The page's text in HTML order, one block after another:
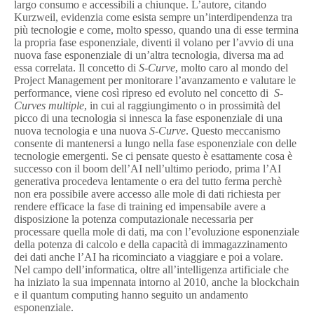
largo consumo e accessibili a chiunque. L’autore, citando
Kurzweil, evidenzia come esista sempre un’interdipendenza tra
più tecnologie e come, molto spesso, quando una di esse termina
la propria fase esponenziale, diventi il volano per l’avvio di una
nuova fase esponenziale di un’altra tecnologia, diversa ma ad
essa correlata. Il concetto di S-Curve, molto caro al mondo del
Project Management per monitorare l’avanzamento e valutare le
performance, viene così ripreso ed evoluto nel concetto di S-
Curves multiple, in cui al raggiungimento o in prossimità del
picco di una tecnologia si innesca la fase esponenziale di una
nuova tecnologia e una nuova S-Curve. Questo meccanismo
consente di mantenersi a lungo nella fase esponenziale con delle
tecnologie emergenti. Se ci pensate questo è esattamente cosa è
successo con il boom dell’AI nell’ultimo periodo, prima l’AI
generativa procedeva lentamente o era del tutto ferma perchè
non era possibile avere accesso alle mole di dati richiesta per
rendere efficace la fase di training ed impensabile avere a
disposizione la potenza computazionale necessaria per
processare quella mole di dati, ma con l’evoluzione esponenziale
della potenza di calcolo e della capacità di immagazzinamento
dei dati anche l’AI ha ricominciato a viaggiare e poi a volare.
Nel campo dell’informatica, oltre all’intelligenza artificiale che
ha iniziato la sua impennata intorno al 2010, anche la blockchain
e il quantum computing hanno seguito un andamento
esponenziale.